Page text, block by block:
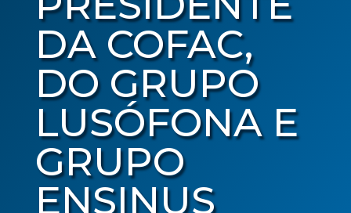
DA COFAC,
DO GRUPO
LUSÓFONA E
GRUPO
ENSINUS